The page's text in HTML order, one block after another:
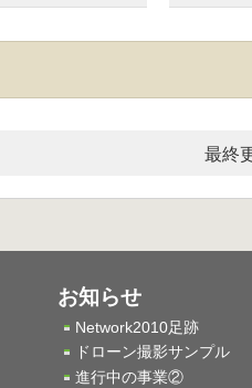
最終
お知らせ
Network2010足跡
ドローン撮影サンプル
進行中の事業②